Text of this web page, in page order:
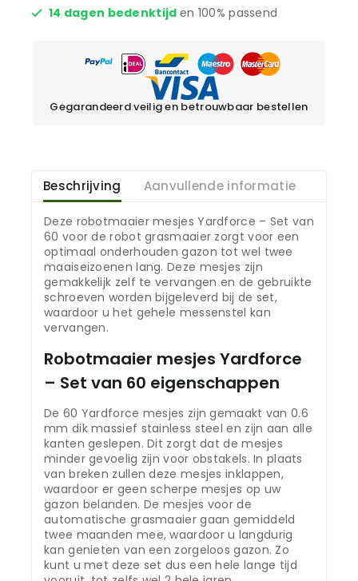
14 dagen bedenktijd en 100% passend
Gegarandeerd veilig en betrouwbaar bestellen
Beschrijving Aanvullende informatie
Deze robotmaaier mesjes Yardforce – Set van
60 voor de robot grasmaaier zorgt voor een
optimaal onderhouden gazon tot wel twee
maaiseizoenen lang. Deze mesjes zijn
gemakkelijk zelf te vervangen en de gebruikte
schroeven worden bijgeleverd bij de set,
waardoor u het gehele messenstel kan
vervangen.
Robotmaaier mesjes Yardforce
– Set van 60 eigenschappen
De 60 Yardforce mesjes zijn gemaakt van 0.6
mm dik massief stainless steel en zijn aan alle
kanten geslepen. Dit zorgt dat de mesjes
minder gevoelig zijn voor obstakels. In plaats
van breken zullen deze mesjes inklappen,
waardoor er geen scherpe mesjes op uw
gazon belanden. De mesjes voor de
automatische grasmaaier gaan gemiddeld
twee maanden mee, waardoor u langdurig
kan genieten van een zorgeloos gazon. Zo
kunt u met deze set dus een hele lange tijd